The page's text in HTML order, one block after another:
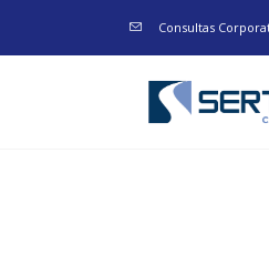
Consultas